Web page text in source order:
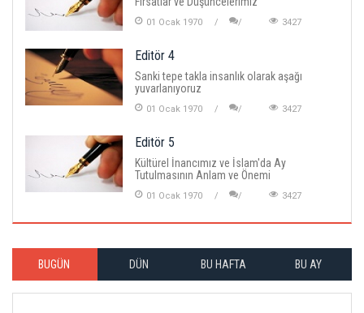
01 Ocak 1970 3427
Editör 4
Sanki tepe takla insanlık olarak aşağı
yuvarlanıyoruz
01 Ocak 1970 3427
Editör 5
Kültürel İnancımız ve İslam'da Ay
Tutulmasının Anlam ve Önemi
01 Ocak 1970 3427
BUGÜN DÜN BU HAFTA BU AY